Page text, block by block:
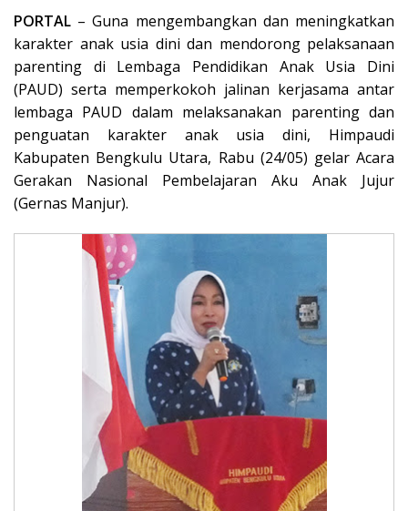
PORTAL – Guna mengembangkan dan meningkatkan
karakter anak usia dini dan mendorong pelaksanaan
parenting di Lembaga Pendidikan Anak Usia Dini
(PAUD) serta memperkokoh jalinan kerjasama antar
lembaga PAUD dalam melaksanakan parenting dan
penguatan karakter anak usia dini, Himpaudi
Kabupaten Bengkulu Utara, Rabu (24/05) gelar Acara
Gerakan Nasional Pembelajaran Aku Anak Jujur
(Gernas Manjur).